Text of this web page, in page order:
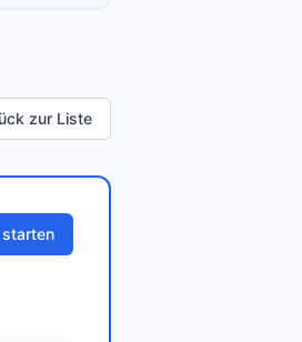
zur Liste
starten